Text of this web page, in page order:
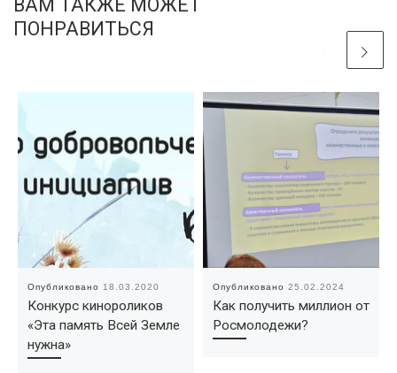
ВАМ ТАКЖЕ МОЖЕТ
ПОНРАВИТЬСЯ
Опубликовано 18.03.2020
Конкурс кинороликов
«Эта память Всей Земле
нужна»
Опубликовано 25.02.2024
Как получить миллион от
Росмолодежи?